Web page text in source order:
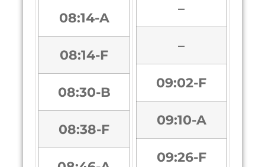
08:14-A
08:14-F
08:30-B
08:38-F
–
–
09:02-F
09:10-A
09:26-F